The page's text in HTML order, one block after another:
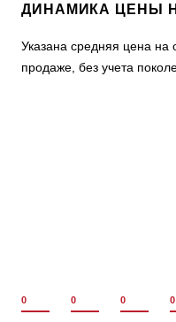
ДИНАМИКА ЦЕНЫ
Указана средняя цена на
продаже, без учета
0 0 0 0